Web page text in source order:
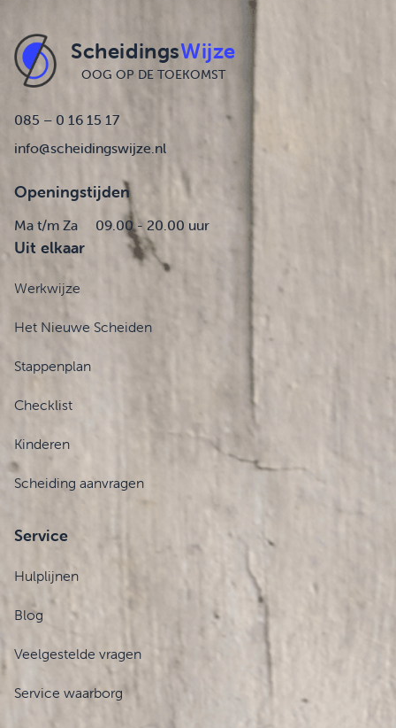
ScheidingsWijze
OOG OP DE TOEKOMST
085 – 0 16 15 17
info@scheidingswijze.nl
Openingstijden
Ma t/m Za 09.00 - 20.00 uur
Uit elkaar
Werkwijze
Het Nieuwe Scheiden
Stappenplan
Checklist
Kinderen
Scheiding aanvragen
Service
Hulplijnen
Blog
Veelgestelde vragen
Service waarborg